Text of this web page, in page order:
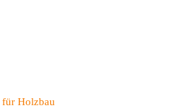
für Holzbau